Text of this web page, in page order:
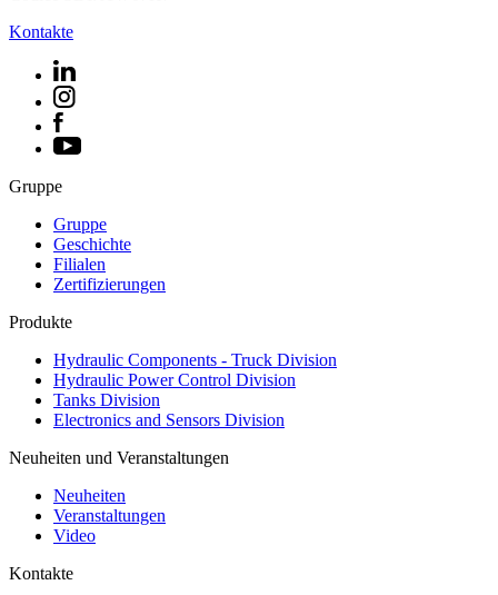
Kontakte
Gruppe
Gruppe
Geschichte
Filialen
Zertifizierungen
Produkte
Hydraulic Components - Truck Division
Hydraulic Power Control Division
Tanks Division
Electronics and Sensors Division
Neuheiten und Veranstaltungen
Neuheiten
Veranstaltungen
Video
Kontakte